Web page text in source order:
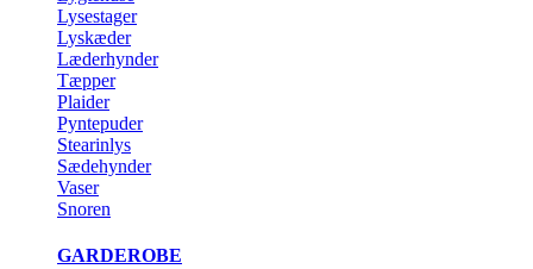
Lysestager
Lyskæder
Læderhynder
Tæpper
Plaider
Pyntepuder
Stearinlys
Sædehynder
Vaser
Snoren
GARDEROBE